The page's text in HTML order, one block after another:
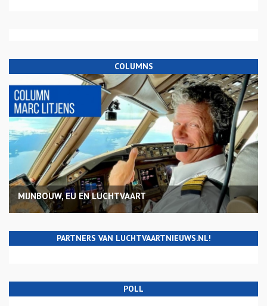
COLUMNS
MIJNBOUW, EU EN LUCHTVAART
PARTNERS VAN LUCHTVAARTNIEUWS.NL!
POLL